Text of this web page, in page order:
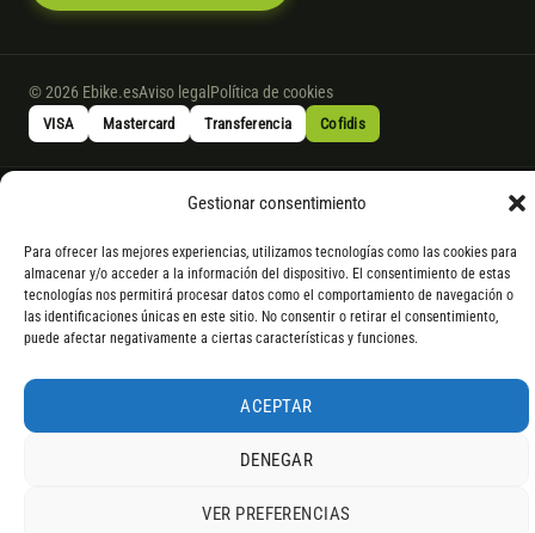
Gestionar consentimiento
Para ofrecer las mejores experiencias, utilizamos tecnologías como las cookies para
almacenar y/o acceder a la información del dispositivo. El consentimiento de estas
tecnologías nos permitirá procesar datos como el comportamiento de navegación o
las identificaciones únicas en este sitio. No consentir o retirar el consentimiento,
puede afectar negativamente a ciertas características y funciones.
ACEPTAR
DENEGAR
VER PREFERENCIAS
© 2026 Ebike.esAviso legal Política de cookies
VISA Mastercard Transferencia Cofidis
* Financiación instantánea con Cofidis hasta 6.000 € sin intereses.
los detallespor WhatsApp.
* Los modelos con entrega inmediata se envían 24 h laborables tras el
pago; los de bajo pedido se confirman con un asesor. Si no fuera posible
servir el producto, se devuelve el importe sin coste. La información de